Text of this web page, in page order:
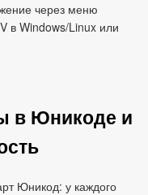
через меню
в Windows/Linux или
в Юникоде и
Юникод: у каждого